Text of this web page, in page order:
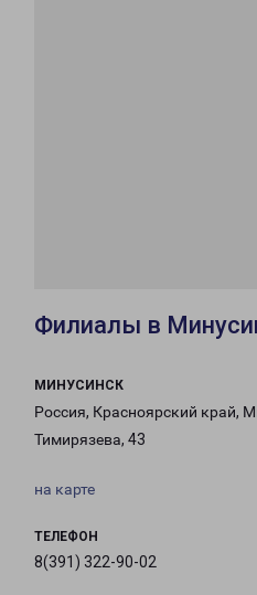
Филиалы в
МИНУСИНСК
Россия, Красноярский край,
Тимирязева, 43
на карте
ТЕЛЕФОН
8(391) 322-90-02